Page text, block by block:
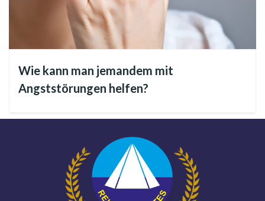
Göttlichen Freundes dar.
man die Anzeichen von jemanden erkennen kann, der daran
denkt einen so schwerwiegenden Akt zu vollziehen, und zu
Wie man suizidale tendenzen erkennen
Wie kann man jemandem mit
Angststörungen helfen?